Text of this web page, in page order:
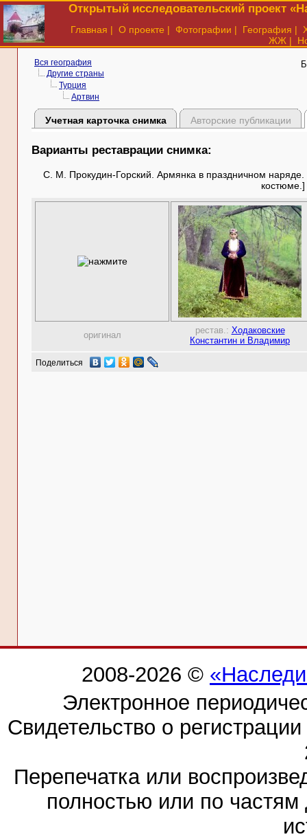
Открытый исследовательский проект
Главная | О проекте | Фотографии | География |
ЖЖ |
Вся география
Другие страны
Турция
Артвин
Учетная карточка снимка Авторские публикации
Варианты реставрации снимка:
С. М. Прокудин-Горский. Армянка в праздничном
костюме.]
оригинал рестав.: Ходаковские
Константин и Владимир
Поделиться
2008-2026 ©
Электронное
Свидетельство о
Перепечатка или
полностью или по частям